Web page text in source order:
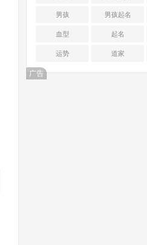
男孩 男孩起名
血型 起名
运势 道家
广告